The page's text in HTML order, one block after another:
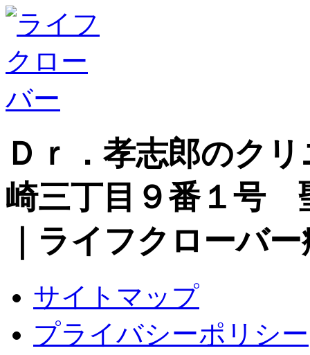
Ｄｒ．孝志郎のク
崎三丁目９番１号
｜ライフクローバ
サイトマップ
プライバシーポリシー